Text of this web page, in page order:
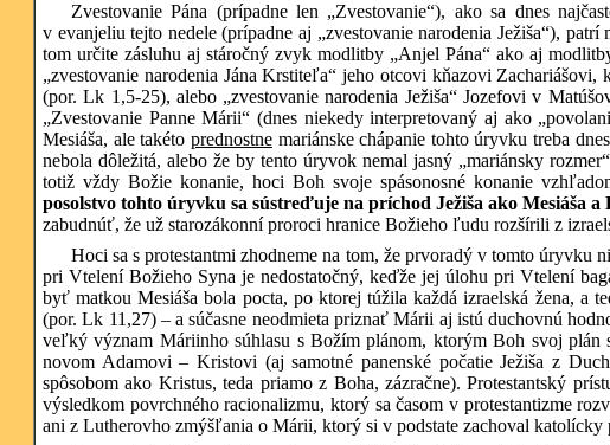
Zvestovanie Pána (prípadne len „Zvestovanie“), ako sa dnes
v evanjeliu tejto nedele (prípadne aj „zvestovanie narodenia Ježiša“),
tom určite zásluhu aj stáročný zvyk modlitby „Anjel Pána“ ako aj
„zvestovanie narodenia Jána Krstiteľa“ jeho otcovi kňazovi
(por. Lk 1,5-25), alebo „zvestovanie narodenia Ježiša“ Jozefovi v
„Zvestovanie Panne Márii“ (dnes niekedy interpretovaný aj ako
Mesiáša, ale takéto prednostnemariánske chápanie tohto úryvku treba
nebola dôležitá, alebo že by tento úryvok nemal jasný „mariánsky
totiž vždy Božie konanie, hoci Boh svoje spásonosné konanie
posolstvo tohto úryvku sa sústreďuje na príchod Ježiša ako Mesiáša a
zabudnúť, že už starozákonní proroci hranice Božieho ľudu rozšírili z
Hoci sa s protestantmi zhodneme na tom, že prvoradý v tomto úryvku
pri Vtelení Božieho Syna je nedostatočný, keďže jej úlohu pri Vtelení
byť matkou Mesiáša bola pocta, po ktorej túžila každá izraelská žena, a
(por. Lk 11,27) – a súčasne neodmieta priznať Márii aj istú duchovnú
veľký význam Máriinho súhlasu s Božím plánom, ktorým Boh svoj
novom Adamovi – Kristovi (aj samotné panenské počatie Ježiša z
spôsobom ako Kristus, teda priamo z Boha, zázračne). Protestantský
výsledkom povrchného racionalizmu, ktorý sa časom v protestantizme
ani z Lutherovho zmýšľania o Márii, ktorý si v podstate zachoval